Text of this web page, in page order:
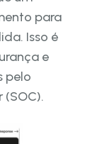
para
Isso é
e
pelo
(SOC).